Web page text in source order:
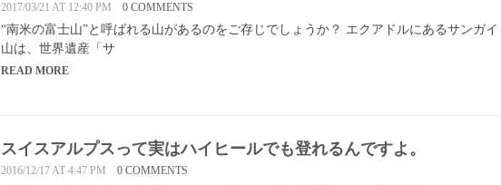
2017/03/21 AT 12:40 PM 0 COMMENTS
“南米の富士山”と呼ばれる山があるのをご存じでしょうか？ エクアドルにあるサンガイ
山は、世界遺産「サ
READ MORE
スイスアルプスって実はハイヒールでも登れるんですよ。
2016/12/17 AT 4:47 PM 0 COMMENTS